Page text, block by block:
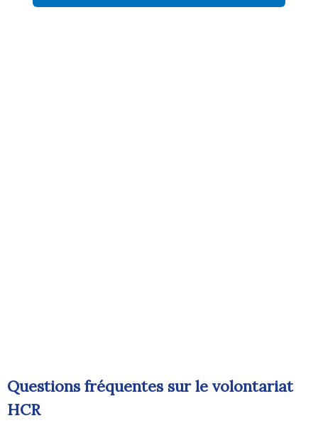
Questions fréquentes sur le volontariat
HCR